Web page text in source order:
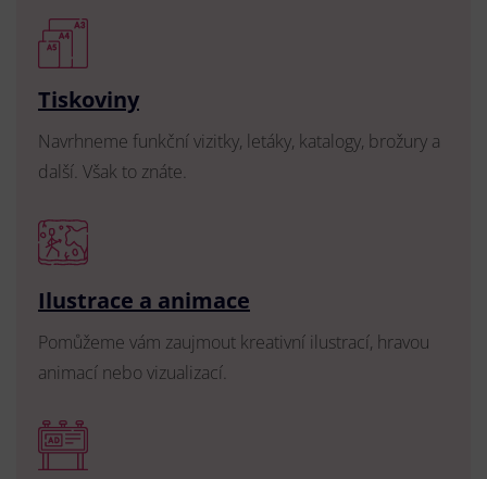
Tiskoviny
Navrhneme funkční vizitky, letáky, katalogy, brožury a
další. Však to znáte.
Ilustrace a animace
Pomůžeme vám zaujmout kreativní ilustrací, hravou
animací nebo vizualizací.